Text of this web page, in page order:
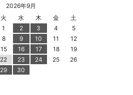
2026年9月
火 水 木 金
土
1
2 3 4
5
8 9 10 11
12
15 16 17 18
19
22 23 24 25
26
29 30